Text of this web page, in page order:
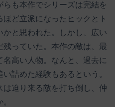
も本作でシリーズは完結を
ど立派になったヒックとト
かと思われた。しかし、広い
っていた。本作の敵は、最
高い人物。なんと、過去に
詰めた経験もあるという。
迫り来る敵を打ち倒し、仲